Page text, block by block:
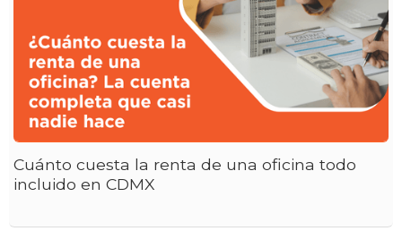
Cuánto cuesta la renta de una oficina todo
incluido en CDMX